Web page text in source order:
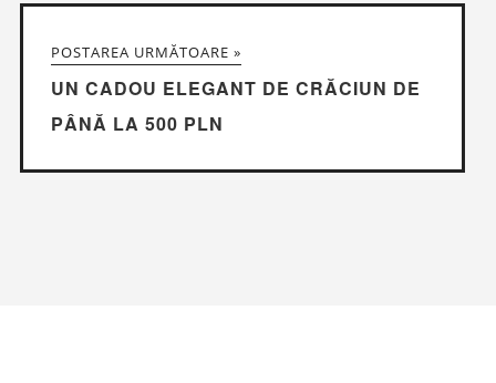
POSTAREA URMĂTOARE »
UN CADOU ELEGANT DE CRĂCIUN DE
PÂNĂ LA 500 PLN